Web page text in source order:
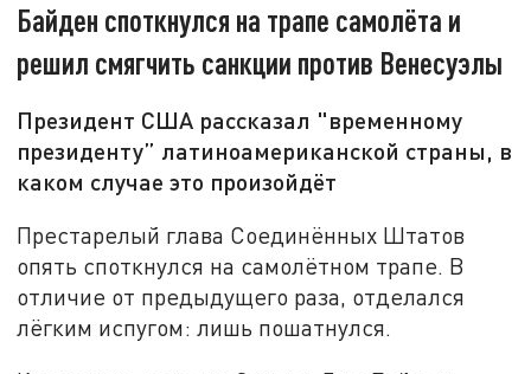
Байден споткнулся на трапе самолёта и
решил смягчить санкции против Венесуэлы
Президент США рассказал "временному
президенту” латиноамериканской страны, в
каком случае это произойдёт
Престарелый глава Соединённых Штатов
опять споткнулся на самолётном трапе. В
отличие от предыдущего раза, отделался
лёгким испугом: лишь пошатнулся.